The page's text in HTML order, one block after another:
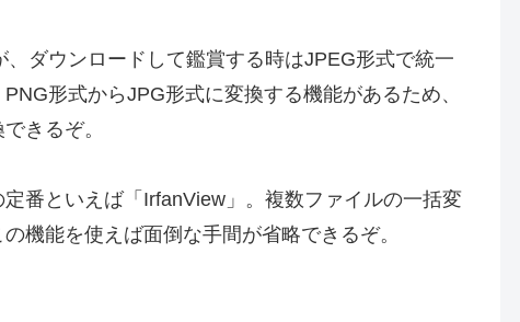
ダウンロードして鑑賞する時はJPEG形式で統一
形式からJPG形式に変換する機能があるため、
きるぞ。
番といえば「IrfanView」。複数ファイルの一括変
機能を使えば面倒な手間が省略できるぞ。